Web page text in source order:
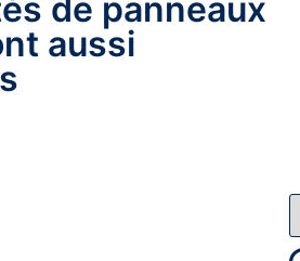
de panneaux
aussi